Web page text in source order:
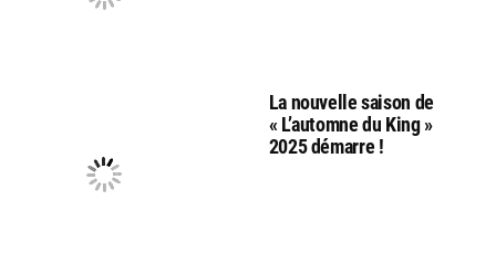
La nouvelle saison de
« L’automne du King »
2025 démarre !